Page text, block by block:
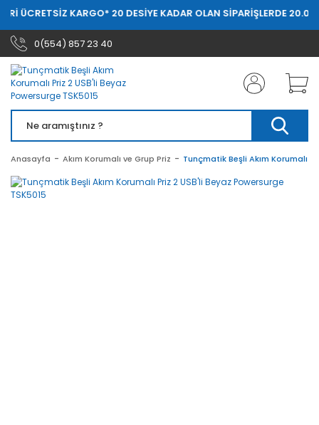
ÜCRETSİZ KARGO* 20 DESİYE KADAR OLAN SİPARİŞLERDE 20.000
0(554) 857 23 40
Anasayfa Akım Korumalı ve Grup Priz Tunçmatik Beşli Akım Korumalı